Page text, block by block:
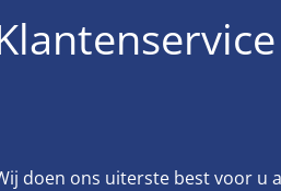
doen ons uiterste best voor u